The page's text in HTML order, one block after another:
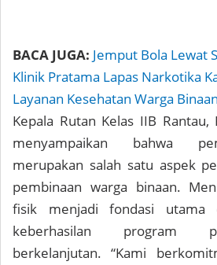
BACA JUGA: Jemput Bola Lewat
Klinik Pratama Lapas Narkotika
Layanan Kesehatan Warga Binaan
Kepala Rutan Kelas IIB Rantau,
menyampaikan bahwa
merupakan salah satu aspek
pembinaan warga binaan.
fisik menjadi fondasi utama
keberhasilan program
berkelanjutan. “Kami